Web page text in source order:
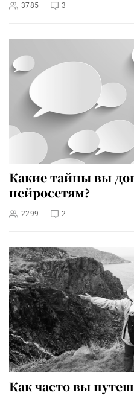
3785 3
Какие тайны вы
нейросетям?
2299 2
Как часто вы